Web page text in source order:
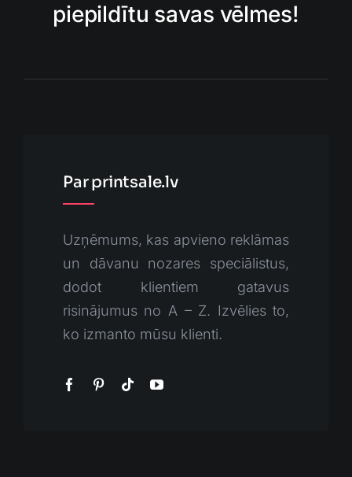
piepildītu savas vēlmes!
Par printsale.lv
Uzņēmums, kas apvieno reklāmas
un dāvanu nozares speciālistus,
dodot klientiem gatavus
risinājumus no A – Z. Izvēlies to,
ko izmanto mūsu klienti.